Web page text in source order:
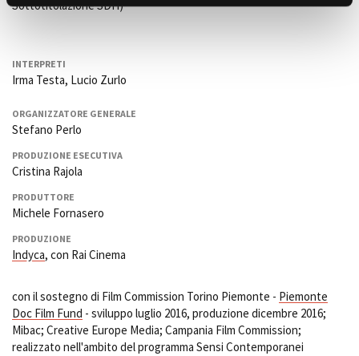
Sottotitolazione SDH)
INTERPRETI
Irma Testa, Lucio Zurlo
ORGANIZZATORE GENERALE
Stefano Perlo
PRODUZIONE ESECUTIVA
Cristina Rajola
PRODUTTORE
Michele Fornasero
PRODUZIONE
Indyca, con Rai Cinema
con il sostegno di Film Commission Torino Piemonte - Piemonte
Doc Film Fund - sviluppo luglio 2016, produzione dicembre 2016;
Mibac; Creative Europe Media; Campania Film Commission;
realizzato nell'ambito del programma Sensi Contemporanei